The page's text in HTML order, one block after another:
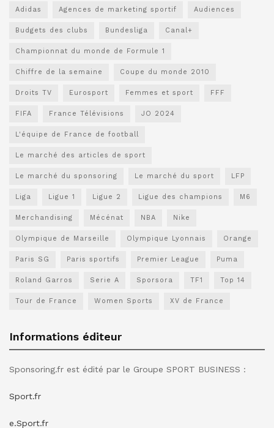
Adidas Agences de marketing sportif Audiences
Budgets des clubs Bundesliga Canal+
Championnat du monde de Formule 1
Chiffre de la semaine Coupe du monde 2010
Droits TV Eurosport Femmes et sport FFF
FIFA France Télévisions JO 2024
L'équipe de France de football
Le marché des articles de sport
Le marché du sponsoring Le marché du sport LFP
Liga Ligue 1 Ligue 2 Ligue des champions M6
Merchandising Mécénat NBA Nike
Olympique de Marseille Olympique Lyonnais Orange
Paris SG Paris sportifs Premier League Puma
Roland Garros Serie A Sporsora TF1 Top 14
Tour de France Women Sports XV de France
Informations éditeur
Sponsoring.fr est édité par le Groupe SPORT BUSINESS :
Sport.fr
e.Sport.fr